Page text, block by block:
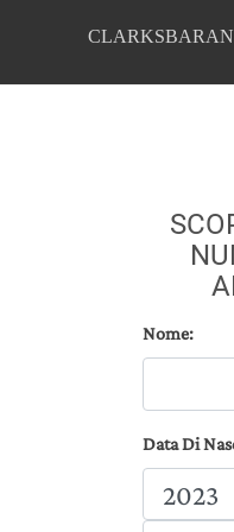
Nome:
Data Di